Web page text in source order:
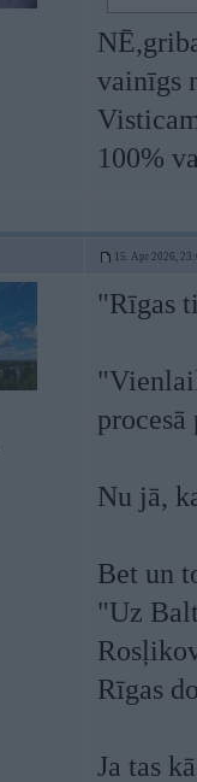
vainīgs
100%
15. Apr 2026,
"Rīgas
Nu jā,
Bet un
"Uz
Rīgas
Ja tas